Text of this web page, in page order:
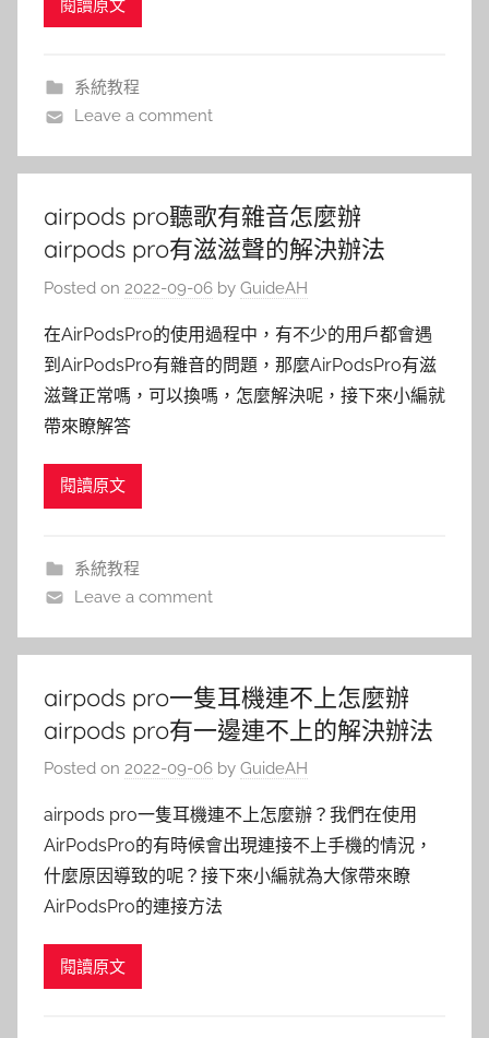
閱讀原文
系統教程
Leave a comment
airpods pro聽歌有雜音怎麼辦
airpods pro有滋滋聲的解決辦法
Posted on 2022-09-06 by GuideAH
在AirPodsPro的使用過程中，有不少的用戶都會遇
到AirPodsPro有雜音的問題，那麼AirPodsPro有滋
滋聲正常嗎，可以換嗎，怎麼解決呢，接下來小編就
帶來瞭解答
閱讀原文
系統教程
Leave a comment
airpods pro一隻耳機連不上怎麼辦
airpods pro有一邊連不上的解決辦法
Posted on 2022-09-06 by GuideAH
airpods pro一隻耳機連不上怎麼辦？我們在使用
AirPodsPro的有時候會出現連接不上手機的情況，
什麼原因導致的呢？接下來小編就為大傢帶來瞭
AirPodsPro的連接方法
閱讀原文